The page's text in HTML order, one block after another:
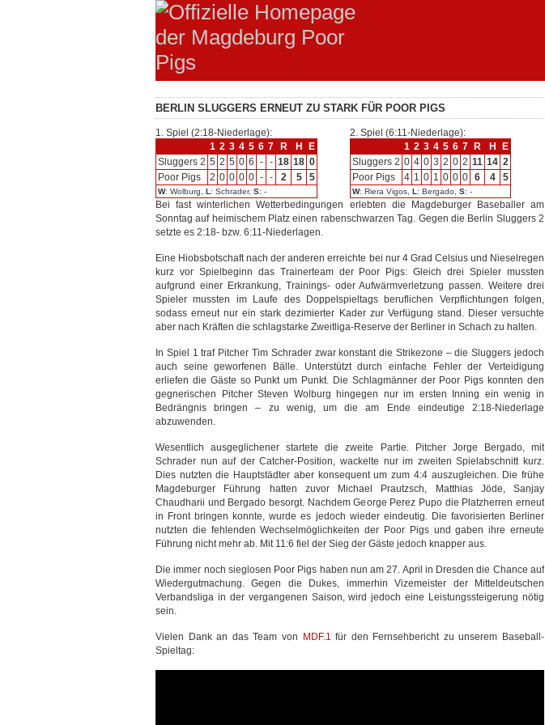
BERLIN SLUGGERS ERNEUT ZU STARK FÜR POOR PIGS
1. Spiel (2:18-Niederlage):
1 2 3 4 5 6 7 R H
E
Sluggers 2 5 2 5 0 6 - - 18 18 0
Poor Pigs
2 0 0 0 0 - - 2 5 5
W: Wolburg, L : Schrader, S: -
2. Spiel (6:11-Niederlage):
1 2 3 4 5 6 7 R H
E
Sluggers 2 0 4 0 3 2 0 2 11 14 2
Poor Pigs
4 1 0 1 0 0 0 6 4 5
W: Riera Vigos, L : Bergado, S: -
Bei fast winterlichen Wetterbedingungen erlebten die Magdeburger Baseballer am
Sonntag auf heimischem Platz einen rabenschwarzen Tag. Gegen die Berlin Sluggers 2
setzte es 2:18- bzw. 6:11-Niederlagen.
Eine Hiobsbotschaft nach der anderen erreichte bei nur 4 Grad Celsius und Nieselregen
kurz vor Spielbeginn das Trainerteam der Poor Pigs: Gleich drei Spieler mussten
aufgrund einer Erkrankung, Trainings- oder Aufwärmverletzung passen. Weitere drei
Spieler mussten im Laufe des Doppelspieltags beruflichen Verpflichtungen folgen,
sodass erneut nur ein stark dezimierter Kader zur Verfügung stand. Dieser versuchte
aber nach Kräften die schlagstarke Zweitliga-Reserve der Berliner in Schach zu halten.
In Spiel 1 traf Pitcher Tim Schrader zwar konstant die Strikezone – die Sluggers jedoch
auch seine geworfenen Bälle. Unterstützt durch einfache Fehler der Verteidigung
erliefen die Gäste so Punkt um Punkt. Die Schlagmänner der Poor Pigs konnten den
gegnerischen Pitcher Steven Wolburg hingegen nur im ersten Inning ein wenig in
Bedrängnis bringen – zu wenig, um die am Ende eindeutige 2:18-Niederlage
abzuwenden.
Wesentlich ausgeglichener startete die zweite Partie. Pitcher Jorge Bergado, mit
Schrader nun auf der Catcher-Position, wackelte nur im zweiten Spielabschnitt kurz.
Dies nutzten die Hauptstädter aber konsequent um zum 4:4 auszugleichen. Die frühe
Magdeburger Führung hatten zuvor Michael Prautzsch, Matthias Jöde, Sanjay
Chaudharii und Bergado besorgt. Nachdem George Perez Pupo die Platzherren erneut
in Front bringen konnte, wurde es jedoch wieder eindeutig. Die favorisierten Berliner
nutzten die fehlenden Wechselmöglichkeiten der Poor Pigs und gaben ihre erneute
Führung nicht mehr ab. Mit 11:6 fiel der Sieg der Gäste jedoch knapper aus.
Die immer noch sieglosen Poor Pigs haben nun am 27. April in Dresden die Chance auf
Wiedergutmachung. Gegen die Dukes, immerhin Vizemeister der Mitteldeutschen
Verbandsliga in der vergangenen Saison, wird jedoch eine Leistungssteigerung nötig
sein.
Vielen Dank an das Team von MDF.1 für den Fernsehbericht zu unserem Baseball-
Spieltag: